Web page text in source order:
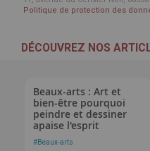
Politique de protection des
DÉCOUVREZ NOS
Beaux-arts : Art et
bien-être pourquoi
peindre et dessiner
apaise l'esprit
#Beaux-arts